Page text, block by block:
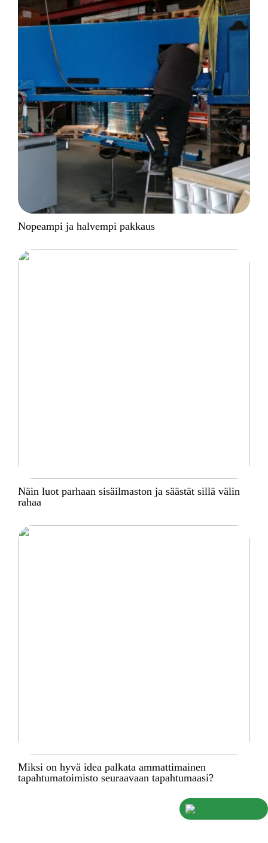
Nopeampi ja halvempi pakkaus
Näin luot parhaan sisäilmaston ja säästät sillä välin
rahaa
Miksi on hyvä idea palkata ammattimainen
tapahtumatoimisto seuraavaan tapahtumaasi?